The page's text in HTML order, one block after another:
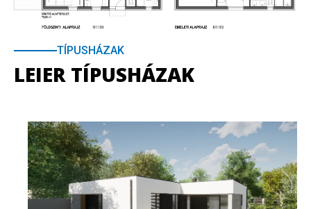
TÍPUSHÁZAK
LEIER TÍPUSHÁZAK